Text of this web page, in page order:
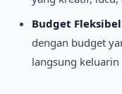
Budget
dengan budget
langsung